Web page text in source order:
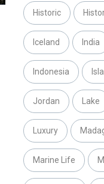
Historic
Iceland India
Indonesia
Jordan Lake
Luxury
Marine Life